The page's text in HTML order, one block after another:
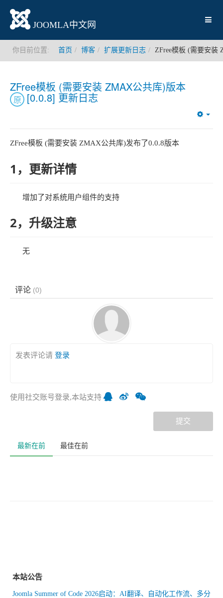
JOOMLA中文网
你目前位置: 首页 博客 扩展更新日志 ZFree模板 (需要安装
ZFree模板 (需要安装 ZMAX公共库)版本
[0.0.8] 更新日志
原
ZFree模板 (需要安装 ZMAX公共库)发布了0.0.8版本
1，更新详情
增加了对系统用户组件的支持
2，升级注意
无
评论 (0)
发表评论请 登录
使用社交账号登录,本站支持
提交
最新在前 最佳在前
本站公告
Joomla Summer of Code 2026启动：AI翻译、自动化工作流、多分